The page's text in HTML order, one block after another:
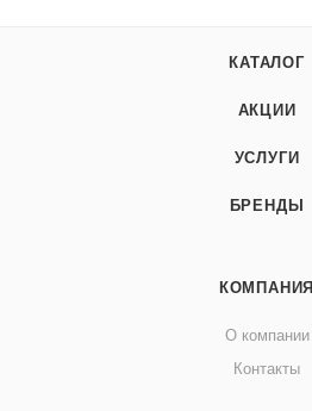
КАТАЛОГ
АКЦИИ
УСЛУГИ
БРЕНДЫ
КОМПАНИЯ
О компании
Контакты